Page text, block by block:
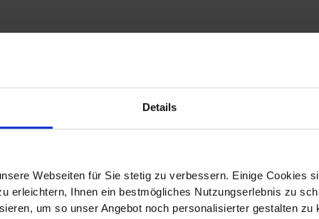
Details
Webseiten für Sie stetig zu verbessern. Einige Cookies
erleichtern, Ihnen ein bestmögliches Nutzungserlebnis zu
um so unser Angebot noch personalisierter gestalten zu
Expertenforums
Greenfield: erfolgreiche Verbindung analoger und
und steigendem Investitionsdruck